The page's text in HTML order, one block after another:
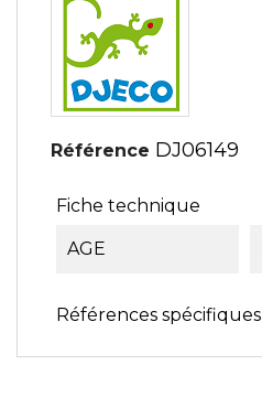
Référence DJ06149
Fiche technique
AGE
Références spécifiques